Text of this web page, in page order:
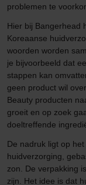
problemen te
Hier bij Bangerhead
Koreaanse
woorden worden
je bijvoorbeeld dat
stappen kan
geen product wil
Beauty producten
groeit en op zoek
doeltreffende
De nadruk ligt op
huidverzorging,
zon. De verpakking
zijn. Het idee is dat